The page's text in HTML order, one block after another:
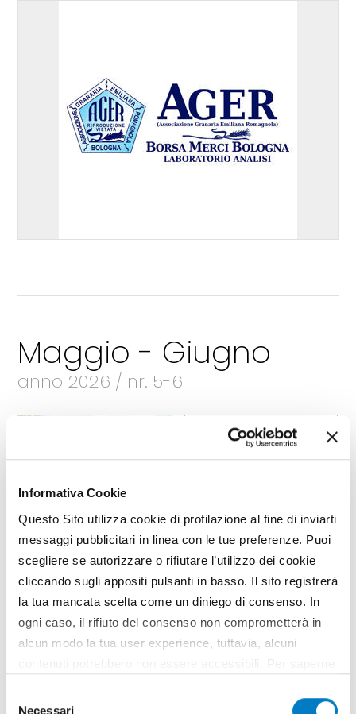
Informativa Cookie
Questo Sito utilizza cookie di profilazione al fine di inviarti
messaggi pubblicitari in linea con le tue preferenze. Puoi
scegliere se autorizzare o rifiutare l’utilizzo dei cookie
cliccando sugli appositi pulsanti in basso. Il sito registrerà
la tua mancata scelta come un diniego di consenso. In
ogni caso, il rifiuto del consenso non comprometterà in
alcun modo la tua user experience, tuttavia, alcuni
all’utilizzo di tutti, o solamente di alcuni di essi, ti
Necessari
Maggio - Giugno
anno 2026 / nr. 5-6
Sfoglia la rivista
Leggi gli articoli